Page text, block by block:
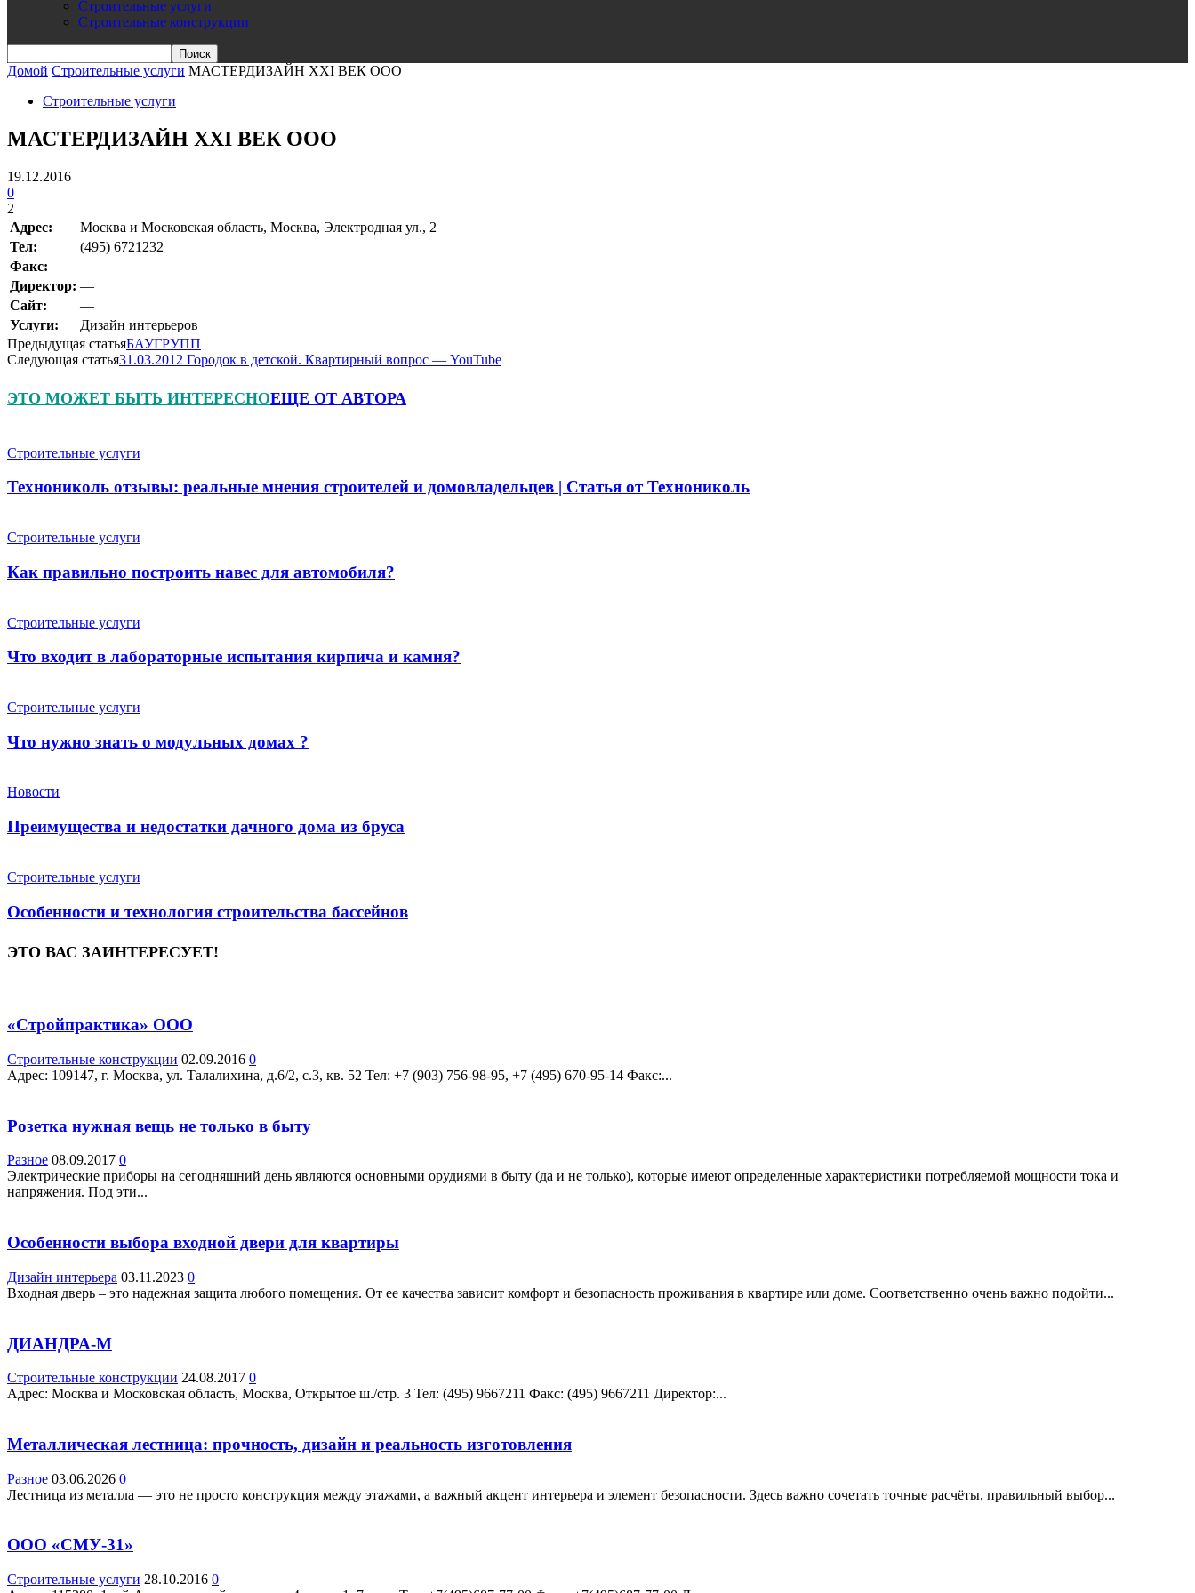
Строительные услуги
Строительные конструкции
Домой Строительные услуги МАСТЕРДИЗАЙН XXI ВЕК ООО
Строительные услуги
МАСТЕРДИЗАЙН XXI ВЕК ООО
19.12.2016
0
2
Адрес:
Москва и Московская область, Москва, Электродная ул., 2
Teл:
(495) 6721232
Факс:
Директор: —
Сайт:
—
Услуги:
Дизайн интерьеров
Предыдущая статьяБАУГРУПП
Следующая статья31.03.2012 Городок в детской. Квартирный вопрос — YouTube
ЭТО МОЖЕТ БЫТЬ ИНТЕРЕСНОЕЩЕ ОТ АВТОРА
Строительные услуги
Технониколь отзывы: реальные мнения строителей и домовладельцев | Статья от Технониколь
Строительные услуги
Как правильно построить навес для автомобиля?
Строительные услуги
Что входит в лабораторные испытания кирпича и камня?
Строительные услуги
Что нужно знать о модульных домах ?
Новости
Преимущества и недостатки дачного дома из бруса
Строительные услуги
Особенности и технология строительства бассейнов
ЭТО ВАС ЗАИНТЕРЕСУЕТ!
«Стройпрактика» ООО
Строительные конструкции 02.09.2016 0
Адрес: 109147, г. Москва, ул. Талалихина, д.6/2, с.3, кв. 52 Teл: +7 (903) 756-98-95, +7 (495) 670-95-14 Факс:...
Розетка нужная вещь не только в быту
Разное 08.09.2017 0
Электрические приборы на сегодняшний день являются основными орудиями в быту (да и не только), которые имеют определенные характеристики потребляемой мощности тока и
напряжения. Под эти...
Особенности выбора входной двери для квартиры
Дизайн интерьера 03.11.2023 0
Входная дверь – это надежная защита любого помещения. От ее качества зависит комфорт и безопасность проживания в квартире или доме. Соответственно очень важно подойти...
ДИАНДРА-М
Строительные конструкции 24.08.2017 0
Адрес: Москва и Московская область, Москва, Открытое ш./стр. 3 Teл: (495) 9667211 Факс: (495) 9667211 Директор:...
Металлическая лестница: прочность, дизайн и реальность изготовления
Разное 03.06.2026 0
Лестница из металла — это не просто конструкция между этажами, а важный акцент интерьера и элемент безопасности. Здесь важно сочетать точные расчёты, правильный выбор...
ООО «СМУ-31»
Строительные услуги 28.10.2016 0